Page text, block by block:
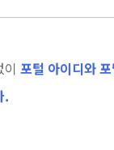
이 포털 아이디와
.